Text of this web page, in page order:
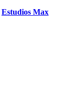
Estudios Max